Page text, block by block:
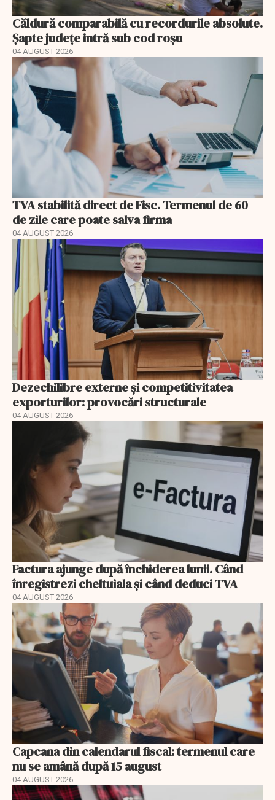
Căldură comparabilă cu recordurile absolute.
Șapte județe intră sub cod roșu
04 AUGUST 2026
TVA stabilită direct de Fisc. Termenul de 60
de zile care poate salva firma
04 AUGUST 2026
Dezechilibre externe și competitivitatea
exporturilor: provocări structurale
04 AUGUST 2026
Factura ajunge după închiderea lunii. Când
înregistrezi cheltuiala și când deduci TVA
04 AUGUST 2026
Capcana din calendarul fiscal: termenul care
nu se amână după 15 august
04 AUGUST 2026